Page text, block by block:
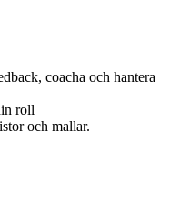
coacha och hantera
roll
och mallar.